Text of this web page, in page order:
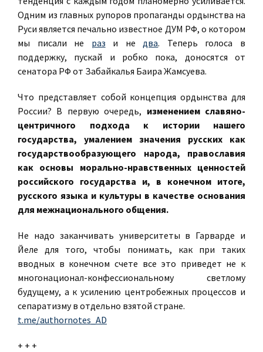
Одним из главных рупоров пропаганды ордынства на
Руси является печально известное ДУМ РФ, о котором
мы писали не раз и не два. Теперь голоса в
поддержку, пускай и робко пока, доносятся от
сенатора РФ от Забайкалья Баира Жамсуева.
Что представляет собой концепция ордынства для
России? В первую очередь, изменением славяно-
центричного подхода к истории нашего
государства, умалением значения русских как
государствообразующего народа, православия
как основы морально-нравственных ценностей
российского государства и, в конечном итоге,
русского языка и культуры в качестве основания
для межнационального общения.
Не надо заканчивать университеты в Гарварде и
Йеле для того, чтобы понимать, как при таких
вводных в конечном счете все это приведет не к
многонационал-конфессиональному светлому
будущему, а к усилению центробежных процессов и
сепаратизму в отдельно взятой стране.
t.me/authornotes_AD
+ + +